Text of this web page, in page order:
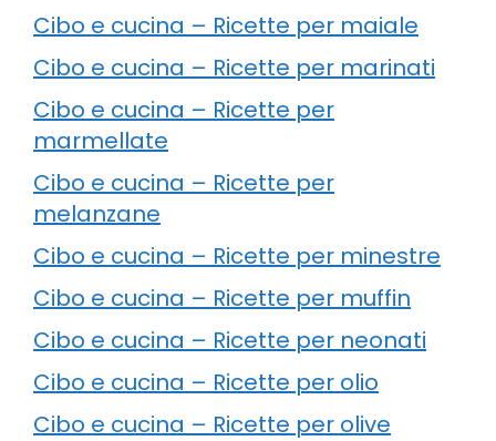
Cibo e cucina – Ricette per maiale
Cibo e cucina – Ricette per marinati
Cibo e cucina – Ricette per
marmellate
Cibo e cucina – Ricette per
melanzane
Cibo e cucina – Ricette per minestre
Cibo e cucina – Ricette per muffin
Cibo e cucina – Ricette per neonati
Cibo e cucina – Ricette per olio
Cibo e cucina – Ricette per olive